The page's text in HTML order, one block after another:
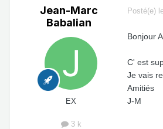
Jean-Marc
Babalian
EX
3 k
Posté(e)
Bonjour
C' est
Je vais
Amitiés
J-M